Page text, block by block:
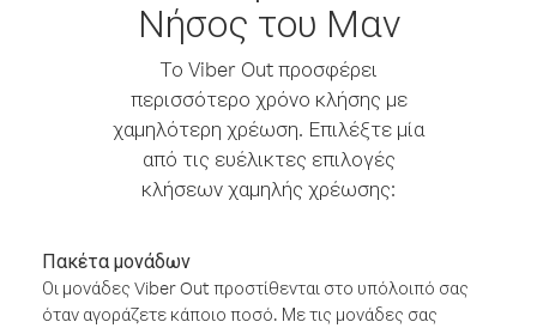
Νήσος του Μαν
Το Viber Out προσφέρει
περισσότερο χρόνο κλήσης με
χαμηλότερη χρέωση. Επιλέξτε μία
από τις ευέλικτες επιλογές
κλήσεων χαμηλής χρέωσης:
Πακέτα μονάδων
Οι μονάδες Viber Out προστίθενται στο υπόλοιπό σας
όταν αγοράζετε κάποιο ποσό. Με τις μονάδες σας